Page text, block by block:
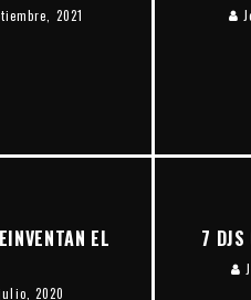
2021
EL
2020
7 DJS